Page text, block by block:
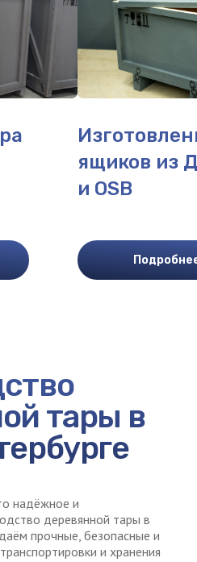
ящиков из
и OSB
надёжное и
деревянной тары в
прочные, безопасные и
и хранения